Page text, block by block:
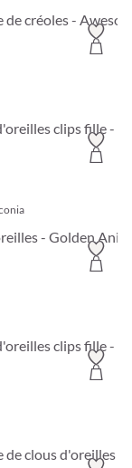
de créoles -
clips fille -
- Golden
clips fille -
de clous d'oreilles